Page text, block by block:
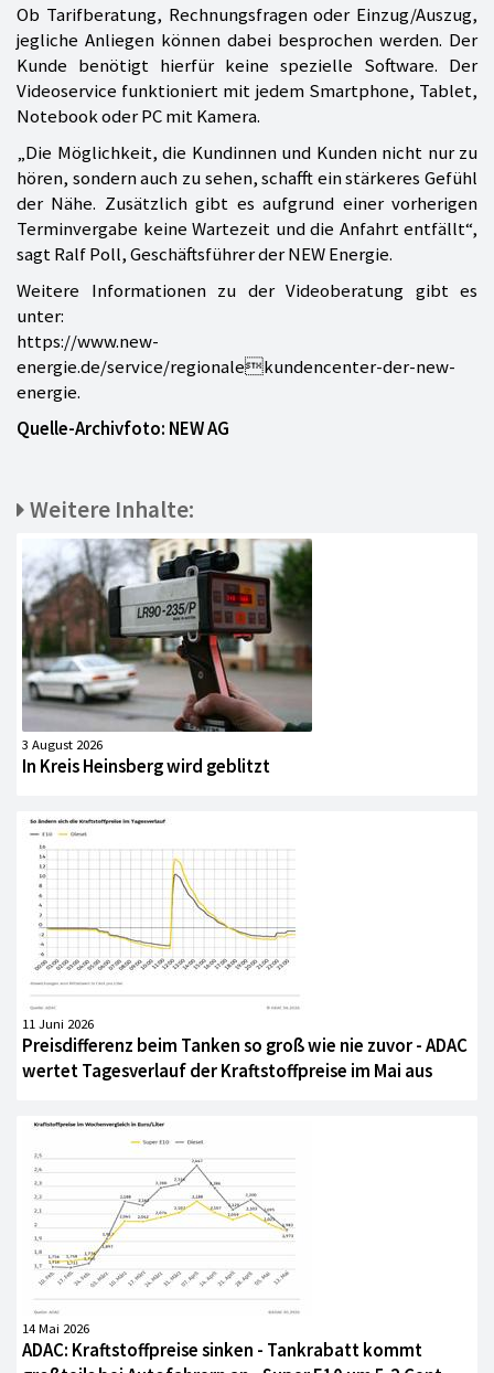
Ob Tarifberatung, Rechnungsfragen oder Einzug/Auszug,
jegliche Anliegen können dabei besprochen werden. Der
Kunde benötigt hierfür keine spezielle Software. Der
Videoservice funktioniert mit jedem Smartphone, Tablet,
Notebook oder PC mit Kamera.
„Die Möglichkeit, die Kundinnen und Kunden nicht nur zu
hören, sondern auch zu sehen, schafft ein stärkeres Gefühl
der Nähe. Zusätzlich gibt es aufgrund einer vorherigen
Terminvergabe keine Wartezeit und die Anfahrt entfällt“,
sagt Ralf Poll, Geschäftsführer der NEW Energie.
Weitere Informationen zu der Videoberatung gibt es
unter:
https://www.new-
energie.de/service/regionalekundencenter-der-new-
energie.
Quelle-Archivfoto: NEW AG
Weitere Inhalte:
3 August 2026
In Kreis Heinsberg wird geblitzt
11 Juni 2026
Preisdifferenz beim Tanken so groß wie nie zuvor - ADAC
wertet Tagesverlauf der Kraftstoffpreise im Mai aus
14 Mai 2026
ADAC: Kraftstoffpreise sinken - Tankrabatt kommt